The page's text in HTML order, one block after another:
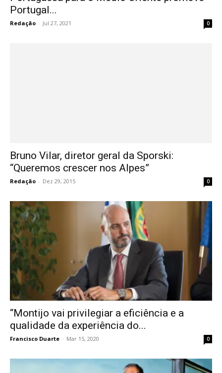
Portugal...
Redação - Jul 27, 2021 0
Bruno Vilar, diretor geral da Sporski:
“Queremos crescer nos Alpes”
Redação - Dez 29, 2015 0
“Montijo vai privilegiar a eficiência e a
qualidade da experiência do...
Francisco Duarte - Mar 15, 2020 0